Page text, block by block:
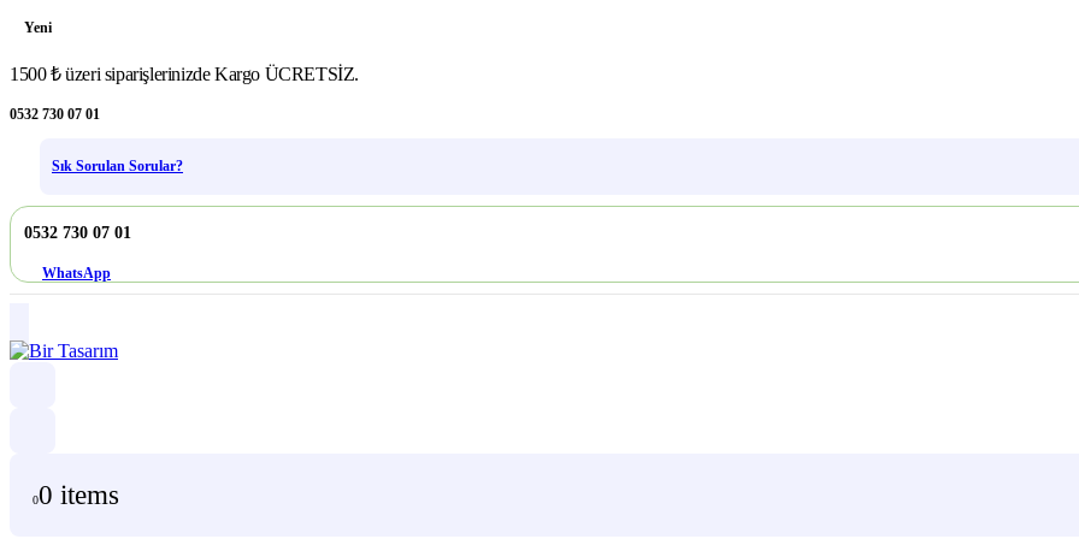
Yeni
1500 ₺ üzeri siparişlerinizde Kargo ÜCRETSİZ.
0532 730 07 01
Sık Sorulan Sorular?
0532 730 07 01
WhatsApp
00 items